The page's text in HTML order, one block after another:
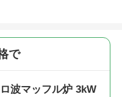
で
波マッフル炉 3kW